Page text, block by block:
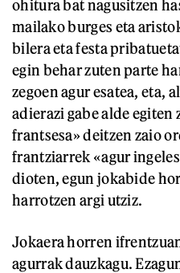
ohitura bat nagusitzen
mailako burges eta
bilera eta festa
egin behar zuten parte
zegoen agur esatea, eta,
adierazi gabe alde
frantsesa» deitzen zaio
frantziarrek «agur
dioten, egun jokabide
harrotzen argi utziz.
Jokaera horren
agurrak dauzkagu.